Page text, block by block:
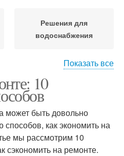
Решения для
водоснабжения
Показать все
10
может быть довольно
способов, как экономить на
мы рассмотрим 10
сэкономить на ремонте.